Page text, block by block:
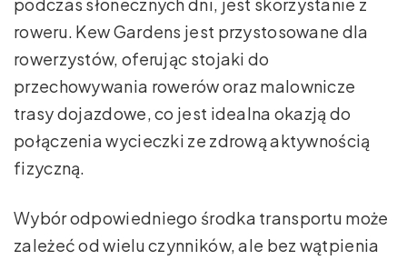
roweru. Kew Gardens jest przystosowane dla
rowerzystów, oferując stojaki do
przechowywania rowerów oraz malownicze
trasy dojazdowe, co jest idealna okazją do
połączenia wycieczki ze zdrową aktywnością
fizyczną.
Wybór odpowiedniego środka transportu może
zależeć od wielu czynników, ale bez wątpienia